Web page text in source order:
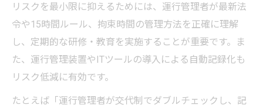
リスクを最小限に抑えるためには、運行管理者が最新法
令や15時間ルール、拘束時間の管理方法を正確に理解
し、定期的な研修・教育を実施することが重要です。ま
た、運行管理装置やITツールの導入による自動記録化も
リスク低減に有効です。
たとえば「運行管理者が交代制でダブルチェックし、記